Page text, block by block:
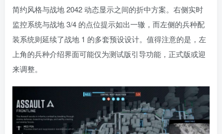
简约风格与战地 2042 动态显示之间的折中方案。右侧实时
监控系统与战地 3/4 的点位提示如出一辙，而左侧的兵种配
装系统则延续了战地 1 的多套预设设计。值得注意的是，左
上角的兵种介绍界面可能仅为测试版引导功能，正式版或迎
来调整。